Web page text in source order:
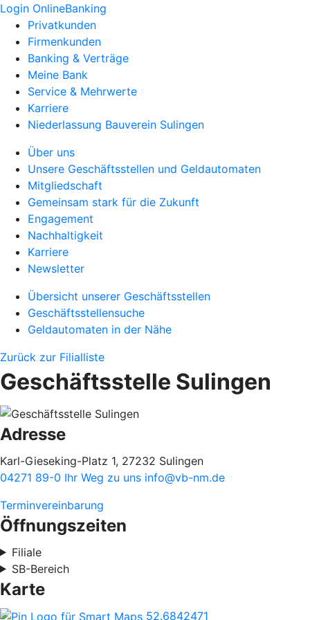
Login OnlineBanking
Privatkunden
Firmenkunden
Banking & Verträge
Meine Bank
Service & Mehrwerte
Karriere
Niederlassung Bauverein Sulingen
Über uns
Unsere Geschäftsstellen und Geldautomaten
Mitgliedschaft
Gemeinsam stark für die Zukunft
Engagement
Nachhaltigkeit
Karriere
Newsletter
Übersicht unserer Geschäftsstellen
Geschäftsstellensuche
Geldautomaten in der Nähe
Zurück zur Filialliste
Geschäftsstelle Sulingen
Adresse
Karl-Gieseking-Platz 1, 27232 Sulingen
04271 89-0 Ihr Weg zu uns info@vb-nm.de
Terminvereinbarung
Öffnungszeiten
Filiale
SB-Bereich
Karte
52.6842471